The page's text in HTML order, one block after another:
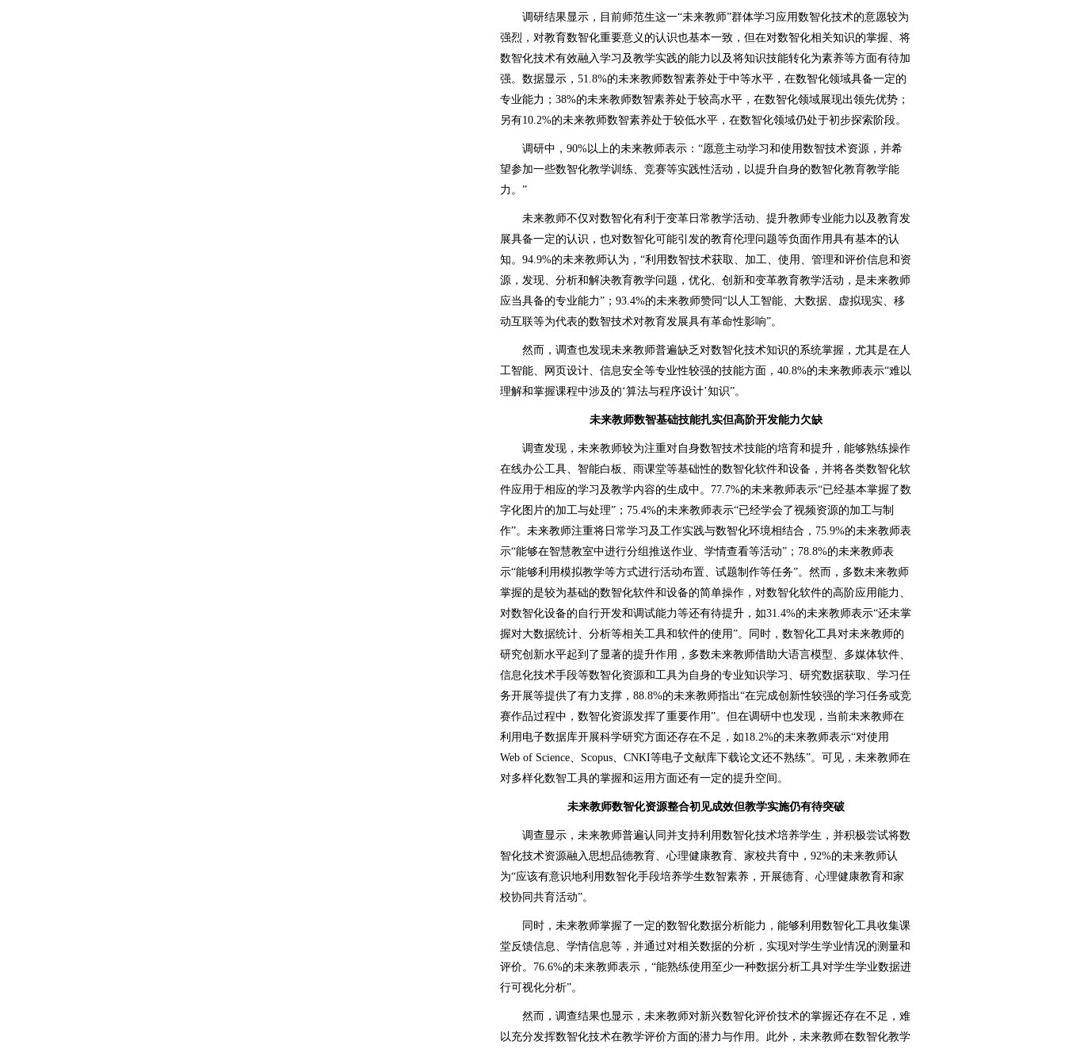
调研结果显示，目前师范生这一“未来教师”群体学习应用数智化技术的意愿较为
强烈，对教育数智化重要意义的认识也基本一致，但在对数智化相关知识的掌握、将
数智化技术有效融入学习及教学实践的能力以及将知识技能转化为素养等方面有待加
强。数据显示，51.8%的未来教师数智素养处于中等水平，在数智化领域具备一定的
专业能力；38%的未来教师数智素养处于较高水平，在数智化领域展现出领先优势；
另有10.2%的未来教师数智素养处于较低水平，在数智化领域仍处于初步探索阶段。
调研中，90%以上的未来教师表示：“愿意主动学习和使用数智技术资源，并希
望参加一些数智化教学训练、竞赛等实践性活动，以提升自身的数智化教育教学能
力。”
未来教师不仅对数智化有利于变革日常教学活动、提升教师专业能力以及教育发
展具备一定的认识，也对数智化可能引发的教育伦理问题等负面作用具有基本的认
知。94.9%的未来教师认为，“利用数智技术获取、加工、使用、管理和评价信息和资
源，发现、分析和解决教育教学问题，优化、创新和变革教育教学活动，是未来教师
应当具备的专业能力”；93.4%的未来教师赞同“以人工智能、大数据、虚拟现实、移
动互联等为代表的数智技术对教育发展具有革命性影响”。
然而，调查也发现未来教师普遍缺乏对数智化技术知识的系统掌握，尤其是在人
工智能、网页设计、信息安全等专业性较强的技能方面，40.8%的未来教师表示“难以
理解和掌握课程中涉及的‘算法与程序设计’知识”。
未来教师数智基础技能扎实但高阶开发能力欠缺
调查发现，未来教师较为注重对自身数智技术技能的培育和提升，能够熟练操作
在线办公工具、智能白板、雨课堂等基础性的数智化软件和设备，并将各类数智化软
件应用于相应的学习及教学内容的生成中。77.7%的未来教师表示“已经基本掌握了数
字化图片的加工与处理”；75.4%的未来教师表示“已经学会了视频资源的加工与制
作”。未来教师注重将日常学习及工作实践与数智化环境相结合，75.9%的未来教师表
示“能够在智慧教室中进行分组推送作业、学情查看等活动”；78.8%的未来教师表
示“能够利用模拟教学等方式进行活动布置、试题制作等任务”。然而，多数未来教师
掌握的是较为基础的数智化软件和设备的简单操作，对数智化软件的高阶应用能力、
对数智化设备的自行开发和调试能力等还有待提升，如31.4%的未来教师表示“还未掌
握对大数据统计、分析等相关工具和软件的使用”。同时，数智化工具对未来教师的
研究创新水平起到了显著的提升作用，多数未来教师借助大语言模型、多媒体软件、
信息化技术手段等数智化资源和工具为自身的专业知识学习、研究数据获取、学习任
务开展等提供了有力支撑，88.8%的未来教师指出“在完成创新性较强的学习任务或竞
赛作品过程中，数智化资源发挥了重要作用”。但在调研中也发现，当前未来教师在
利用电子数据库开展科学研究方面还存在不足，如18.2%的未来教师表示“对使用
Web of Science、Scopus、CNKI等电子文献库下载论文还不熟练”。可见，未来教师在
对多样化数智工具的掌握和运用方面还有一定的提升空间。
未来教师数智化资源整合初见成效但教学实施仍有待突破
调查显示，未来教师普遍认同并支持利用数智化技术培养学生，并积极尝试将数
智化技术资源融入思想品德教育、心理健康教育、家校共育中，92%的未来教师认
为“应该有意识地利用数智化手段培养学生数智素养，开展德育、心理健康教育和家
校协同共育活动”。
同时，未来教师掌握了一定的数智化数据分析能力，能够利用数智化工具收集课
堂反馈信息、学情信息等，并通过对相关数据的分析，实现对学生学业情况的测量和
评价。76.6%的未来教师表示，“能熟练使用至少一种数据分析工具对学生学业数据进
行可视化分析”。
然而，调查结果也显示，未来教师对新兴数智化评价技术的掌握还存在不足，难
以充分发挥数智化技术在教学评价方面的潜力与作用。此外，未来教师在数智化教学